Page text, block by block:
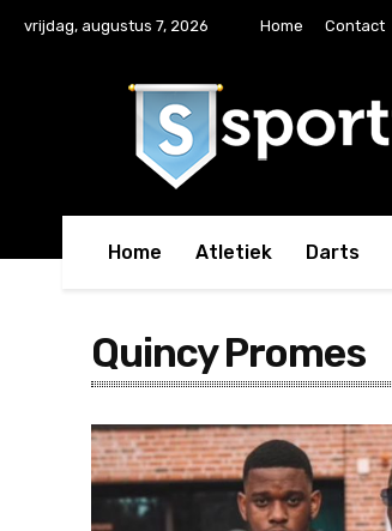
vrijdag, augustus 7, 2026 Home Contact
Home Atletiek Darts
Quincy Promes